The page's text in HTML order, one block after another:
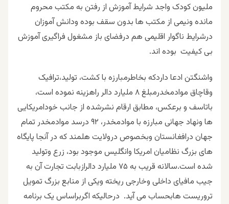
ملیون کودک واجد شرایط آموزش از رفتن به مکتب محروم
مانده ونیمی از مکتب ها بدون سقف بوده ودانش آموزان
درشرایط ناگوار اقلیمی هم درفضای باز مشغول فراگیری آموزش
بی کیفیت بوده اند.
واشنگتن ادعا داردکه بخاطرمبارزه با کشت، تولید،ترافیک
وقاچاق موادمخدرمبلغ ۸ ملیارد دالر راهزینه نموده است،
باتاسف و برعکس، مطابق ارقام نشرشده از جانب خودامریکایی
ها ونهاد جهانی مبارزه با موادمخدر، ۹۲ درسد موادمخدر تمام
جهان درافغانستان وبخصوص درولایت هلمند که در آنجا پایگاه
های بزرگ نظامیان امریکا وانگلیس موجود بود، زرع وتولید
شده است.سالانه قریب به ۷۵ ملیارد دالرازبابت تجارت آن به
جیب مافیای داخلی وخارجی ریخته ویکی از منابع بزرگ تمویل
تروریست هابحساب می آید. درحالیکه اگربراساس یک برنامه